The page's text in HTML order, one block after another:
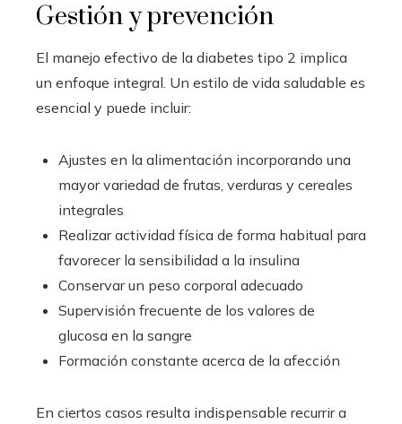
Gestión y prevención
El manejo efectivo de la diabetes tipo 2 implica
un enfoque integral. Un estilo de vida saludable es
esencial y puede incluir:
Ajustes en la alimentación incorporando una
mayor variedad de frutas, verduras y cereales
integrales
Realizar actividad física de forma habitual para
favorecer la sensibilidad a la insulina
Conservar un peso corporal adecuado
Supervisión frecuente de los valores de
glucosa en la sangre
Formación constante acerca de la afección
En ciertos casos resulta indispensable recurrir a